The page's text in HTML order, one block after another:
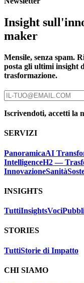
Insight
maker
Mensile, senza spam.
posta gli ultimi insight
trasformazione.
Iscrivendoti, accetti la
SERVIZI
PanoramicaAI
IntelligenceH2 —
InnovazioneSanità
INSIGHTS
TuttiInsightsVoci
STORIES
TuttiStorie di Impatto
CHI SIAMO